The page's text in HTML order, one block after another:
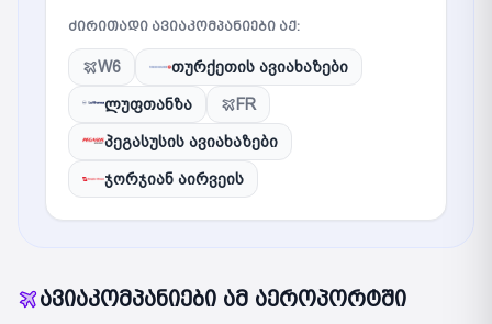
ᲫᲘᲠᲘᲗᲐᲓᲘ ᲐᲕᲘᲐᲙᲝᲛᲞᲐᲜᲘᲔᲑᲘ ᲐᲥ:
W6 თურქეთის ავიახაზები
ლუფთანზა FR
პეგასუსის ავიახაზები
ჯორჯიან აირვეის
ავიაკომპანიები ამ აეროპორტში